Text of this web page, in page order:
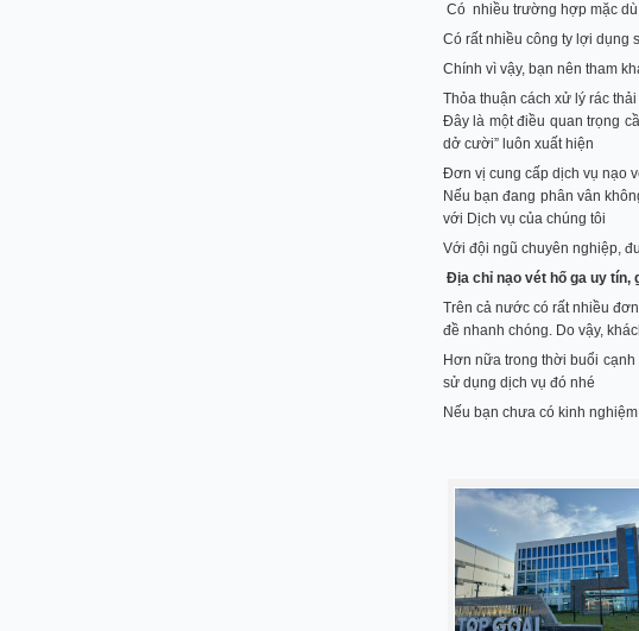
Có nhiều trường hợp mặc
Có rất nhiều công ty lợi dụng
Chính vì vậy, bạn nên tham
Thỏa thuận cách xử lý rác
Đây là một điều quan trọng
dở cười” luôn xuất hiện
Đơn vị cung cấp dịch vụ nạo
Nếu bạn đang phân vân
với Dịch vụ của chúng tôi
Với đội ngũ chuyên nghiệp,
Địa chỉ nạo vét hố ga uy tín,
Trên cả nước có rất nhiều
đề nhanh chóng. Do vậy,
Hơn nữa trong thời buổi
sử dụng dịch vụ đó nhé
Nếu bạn chưa có kinh